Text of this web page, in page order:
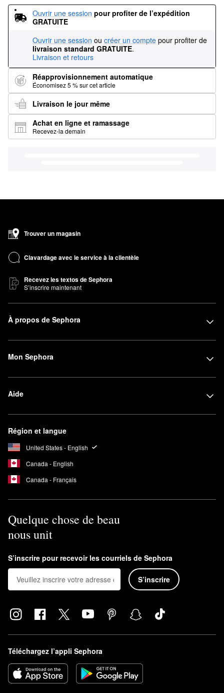
Ouvrir une session pour profiter de l’expédition
GRATUITE
Ouvrir une session ou créer un compte pour profiter de
livraison standard GRATUITE.
Livraison et retours
Réapprovisionnement automatique
Économisez 5 % sur cet article
Livraison le jour même
Achat en ligne et ramassage
Recevez-la demain
Trouver un magasin
Clavardage avec le service à la clientèle
Recevez les textos de Sephora
S’inscrire maintenant
À propos de Sephora
Mon Sephora
Aide
Région et langue
United States - English
Canada - English
Canada - Français
Quelque chose de beau
nous unit
S’inscrire pour recevoir les courriels de Sephora
S’inscrire
Téléchargez l’appli Sephora